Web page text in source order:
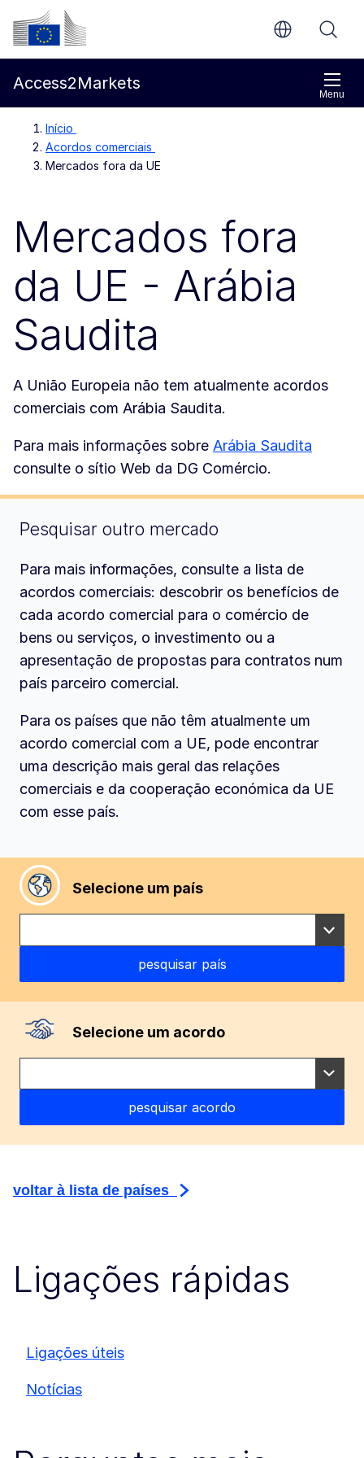
Ir para o conteúdo principal
Comissão Europeia
Menu
Access2Markets
Início
Acordos comerciais
Mercados fora da UE
Mercados fora
da UE - Arábia
Saudita
A União Europeia não tem atualmente acordos
comerciais com Arábia Saudita.
Para mais informações sobre Arábia Saudita
consulte o sítio Web da DG Comércio.
Pesquisar outro mercado
Para mais informações, consulte a lista de
acordos comerciais: descobrir os benefícios de
cada acordo comercial para o comércio de
bens ou serviços, o investimento ou a
apresentação de propostas para contratos num
país parceiro comercial.
Para os países que não têm atualmente um
acordo comercial com a UE, pode encontrar
uma descrição mais geral das relações
comerciais e da cooperação económica da UE
com esse país.
Selecione um país
Selecione um acordo
voltar à lista de países
Ligações rápidas
Ligações úteis
Notícias